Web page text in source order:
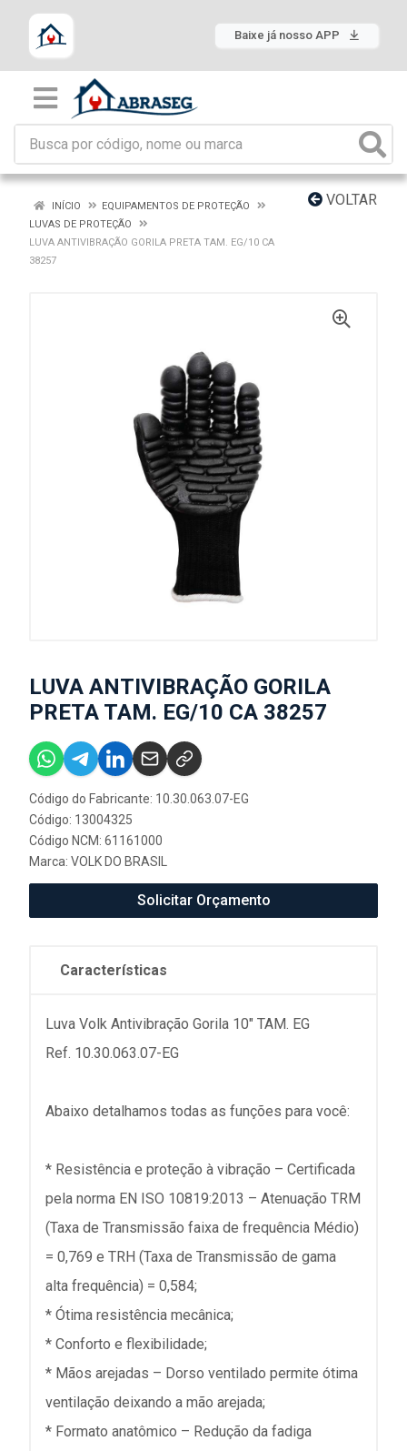
Baixe já nosso APP
VOLTAR
INÍCIO
EQUIPAMENTOS DE PROTEÇÃO
LUVAS DE PROTEÇÃO
LUVA ANTIVIBRAÇÃO GORILA PRETA TAM. EG/10 CA
38257
LUVA ANTIVIBRAÇÃO GORILA
PRETA TAM. EG/10 CA 38257
Código do Fabricante: 10.30.063.07-EG
Código: 13004325
Código NCM: 61161000
Marca: VOLK DO BRASIL
Solicitar Orçamento
Características
Luva Volk Antivibração Gorila 10" TAM. EG
Ref. 10.30.063.07-EG
Abaixo detalhamos todas as funções para você:
* Resistência e proteção à vibração – Certificada
pela norma EN ISO 10819:2013 – Atenuação TRM
(Taxa de Transmissão faixa de frequência Médio)
= 0,769 e TRH (Taxa de Transmissão de gama
alta frequência) = 0,584;
* Ótima resistência mecânica;
* Conforto e flexibilidade;
* Mãos arejadas – Dorso ventilado permite ótima
ventilação deixando a mão arejada;
* Formato anatômico – Redução da fadiga